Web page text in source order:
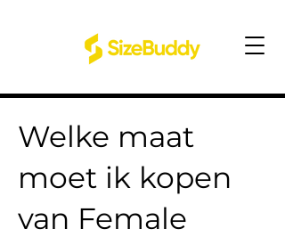
Welke maat
moet ik kopen
van Female